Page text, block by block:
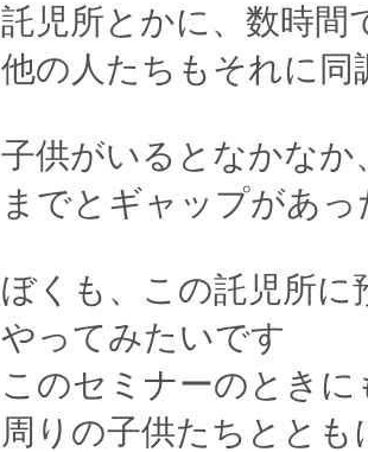
託児所とかに、数時間
他の人たちもそれに
子供がいるとなかな
までとギャップがあ
ぼくも、この託児所
やってみたいです
このセミナーのとき
周りの子供たちとと